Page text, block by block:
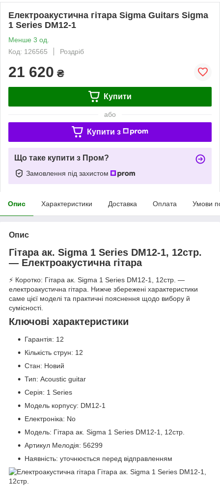
Електроакустична гітара Sigma Guitars Sigma
1 Series DM12-1
Менше 3 од.
Код: 126565
Роздріб
21 620 ₴
Купити
або
Купити з
Що таке купити з Пром?
Замовлення під захистом
Опис Характеристики Доставка Оплата Умови
Опис
Гітара ак. Sigma 1 Series DM12-1, 12стр.
— Електроакустична гітара
⚡ Коротко: Гітара ак. Sigma 1 Series DM12-1, 12стр. —
електроакустична гітара. Нижче збережені характеристики
саме цієї моделі та практичні пояснення щодо вибору й
сумісності.
Ключові характеристики
Гарантія: 12
Кількість струн: 12
Стан: Новий
Тип: Acoustic guitar
Серія: 1 Series
Модель корпусу: DM12-1
Електроніка: No
Модель: Гітара ак. Sigma 1 Series DM12-1, 12стр.
Артикул Мелодія: 56299
Наявність: уточнюється перед відправленням